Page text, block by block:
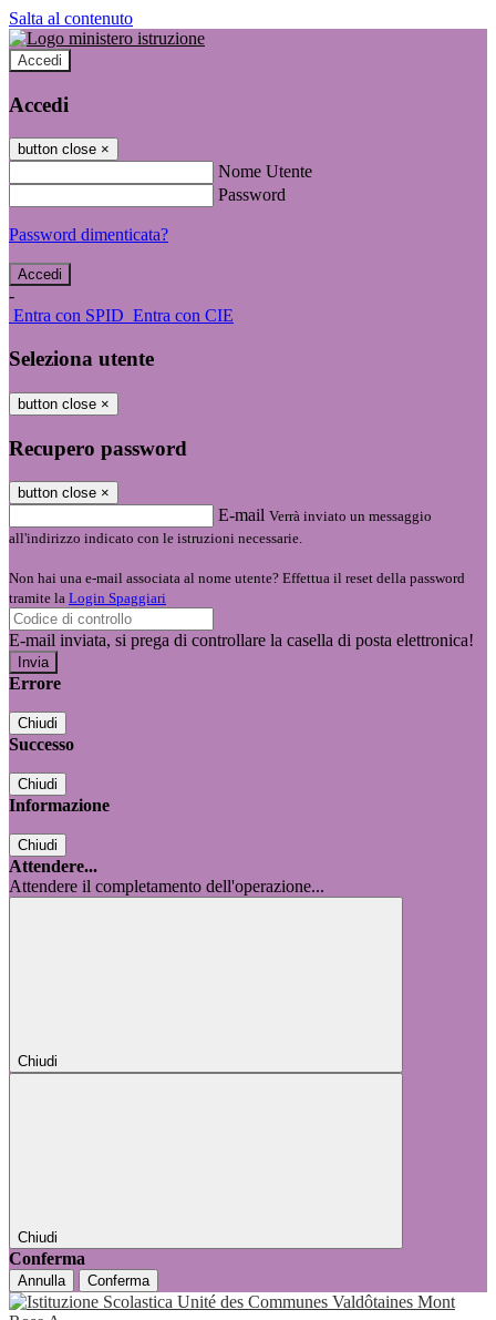
Salta al contenuto
Accedi
Accedi
button close ×
Nome Utente
Password
Password dimenticata?
-
Entra con SPID Entra con CIE
Seleziona utente
button close ×
Recupero password
button close ×
E-mail Verrà inviato un messaggio
all'indirizzo indicato con le istruzioni necessarie.
Non hai una e-mail associata al nome utente? Effettua il reset della password
tramite la Login Spaggiari
E-mail inviata, si prega di controllare la casella di posta elettronica!
Errore
Chiudi
Successo
Chiudi
Informazione
Chiudi
Attendere...
Attendere il completamento dell'operazione...
Chiudi
Chiudi
Conferma
Annulla Conferma